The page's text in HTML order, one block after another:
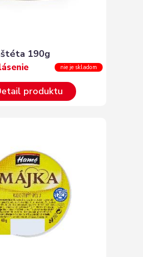
190g
nie je skladom
produktu